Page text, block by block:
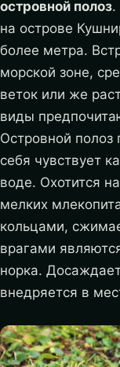
островной полоз.
на острове
более метра.
морской зоне,
веток или же
виды
Островной полоз
себя чувствует
воде. Охотится
мелких
кольцами,
врагами
норка.
внедряется в